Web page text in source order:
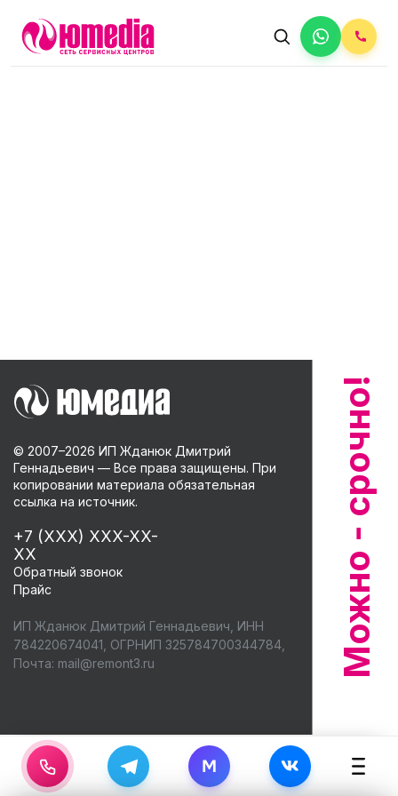
© 2007–2026 ИП Жданюк Дмитрий
Геннадьевич — Все права защищены. При
копировании материала обязательная
ссылка на источник.
+7 (XXX) XXX-XX-
XX
Обратный звонок
Прайс
ИП Жданюк Дмитрий Геннадьевич, ИНН
784220674041, ОГРНИП 325784700344784,
Почта: mail@remont3.ru
M